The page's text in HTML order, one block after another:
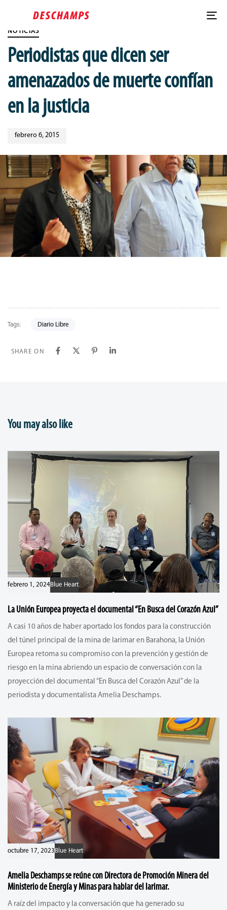
content
NOTICIAS
Periodistas que dicen ser
amenazados de muerte confían
en la justicia
febrero 6, 2015
Tags: Diario Libre
SHARE ON
You may also like
febrero 1, 2024Blue Heart
La Unión Europea proyecta el documental “En Busca del Corazón Azul”
A casi 10 años de haber aportado los fondos para la construcción
del túnel principal de la mina de larimar en Barahona, la Unión
Europea retoma su compromiso con la prevención y gestión de
riesgo en la mina abriendo un espacio de conversación con la
proyección del documental “En Busca del Corazón Azul” de la
periodista y documentalista Amelia Deschamps.
octubre 17, 2023 Blue Heart
Amelia Deschamps se reúne con Directora de Promoción Minera del
Ministerio de Energía y Minas para hablar del larimar.
A raíz del impacto y la conversación que ha generado su